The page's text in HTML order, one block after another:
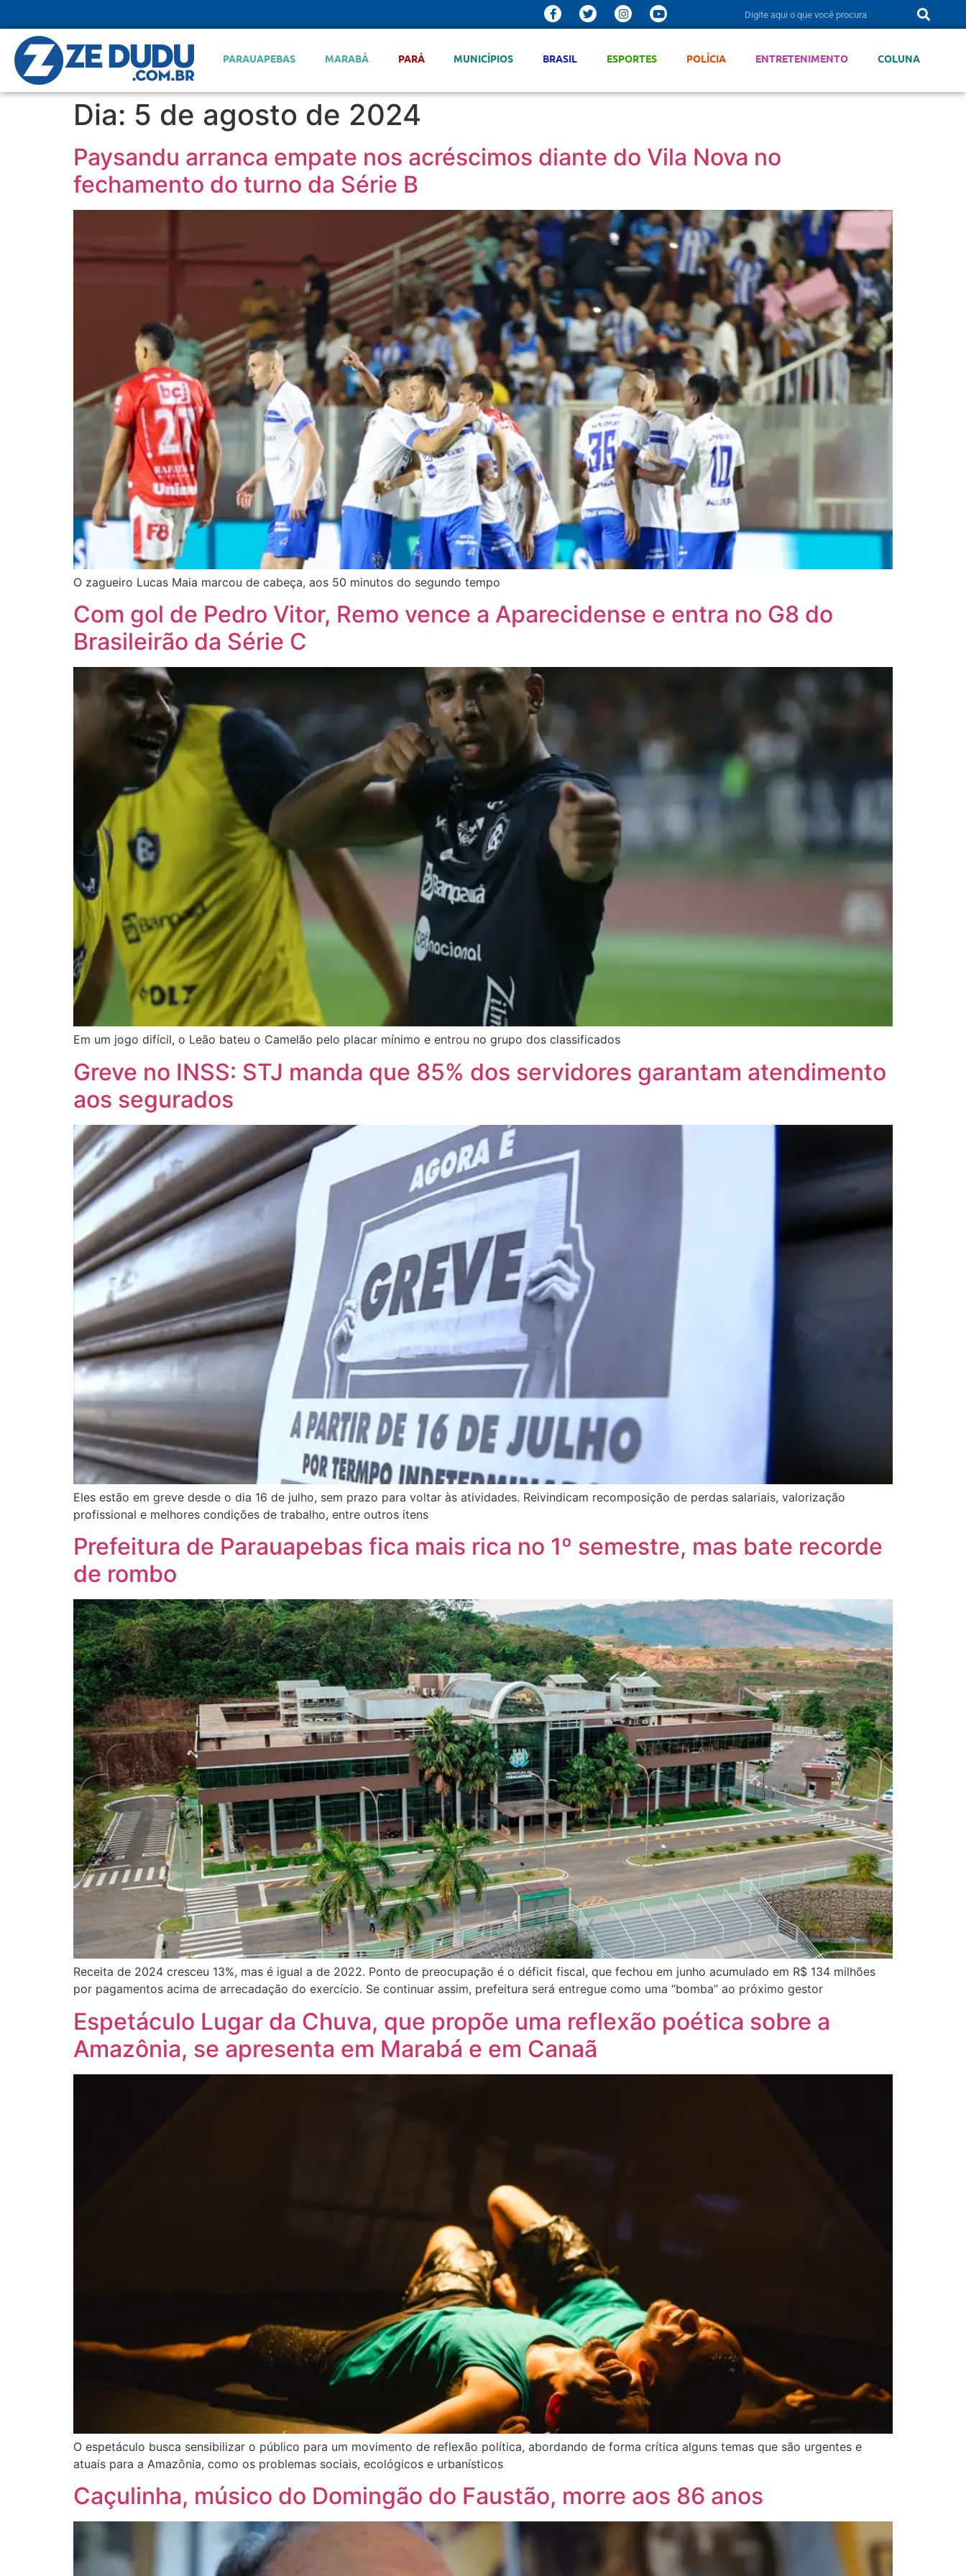
PARAUAPEBAS MARABÁ PARÁ MUNICÍPIOS BRASIL ESPORTES POLÍCIA ENTRETENIMENTO COLUNA
Dia: 5 de agosto de 2024
Paysandu arranca empate nos acréscimos diante do Vila Nova no
fechamento do turno da Série B
O zagueiro Lucas Maia marcou de cabeça, aos 50 minutos do segundo tempo
Com gol de Pedro Vitor, Remo vence a Aparecidense e entra no G8 do
Brasileirão da Série C
Em um jogo difícil, o Leão bateu o Camelão pelo placar mínimo e entrou no grupo dos classificados
Greve no INSS: STJ manda que 85% dos servidores garantam atendimento
aos segurados
Eles estão em greve desde o dia 16 de julho, sem prazo para voltar às atividades. Reivindicam recomposição de perdas salariais, valorização
profissional e melhores condições de trabalho, entre outros itens
Prefeitura de Parauapebas fica mais rica no 1º semestre, mas bate recorde
de rombo
Receita de 2024 cresceu 13%, mas é igual a de 2022. Ponto de preocupação é o déficit fiscal, que fechou em junho acumulado em R$ 134 milhões
por pagamentos acima de arrecadação do exercício. Se continuar assim, prefeitura será entregue como uma “bomba” ao próximo gestor
Espetáculo Lugar da Chuva, que propõe uma reflexão poética sobre a
Amazônia, se apresenta em Marabá e em Canaã
O espetáculo busca sensibilizar o público para um movimento de reflexão política, abordando de forma crítica alguns temas que são urgentes e
atuais para a Amazônia, como os problemas sociais, ecológicos e urbanísticos
Caçulinha, músico do Domingão do Faustão, morre aos 86 anos